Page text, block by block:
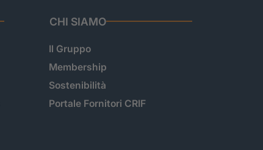
CHI SIAMO
Il Gruppo
Membership
Sostenibilità
Portale Fornitori CRIF